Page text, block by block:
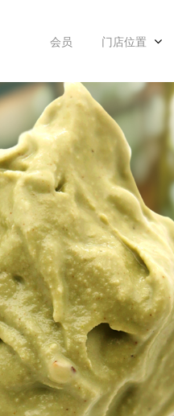
会员 门店位置